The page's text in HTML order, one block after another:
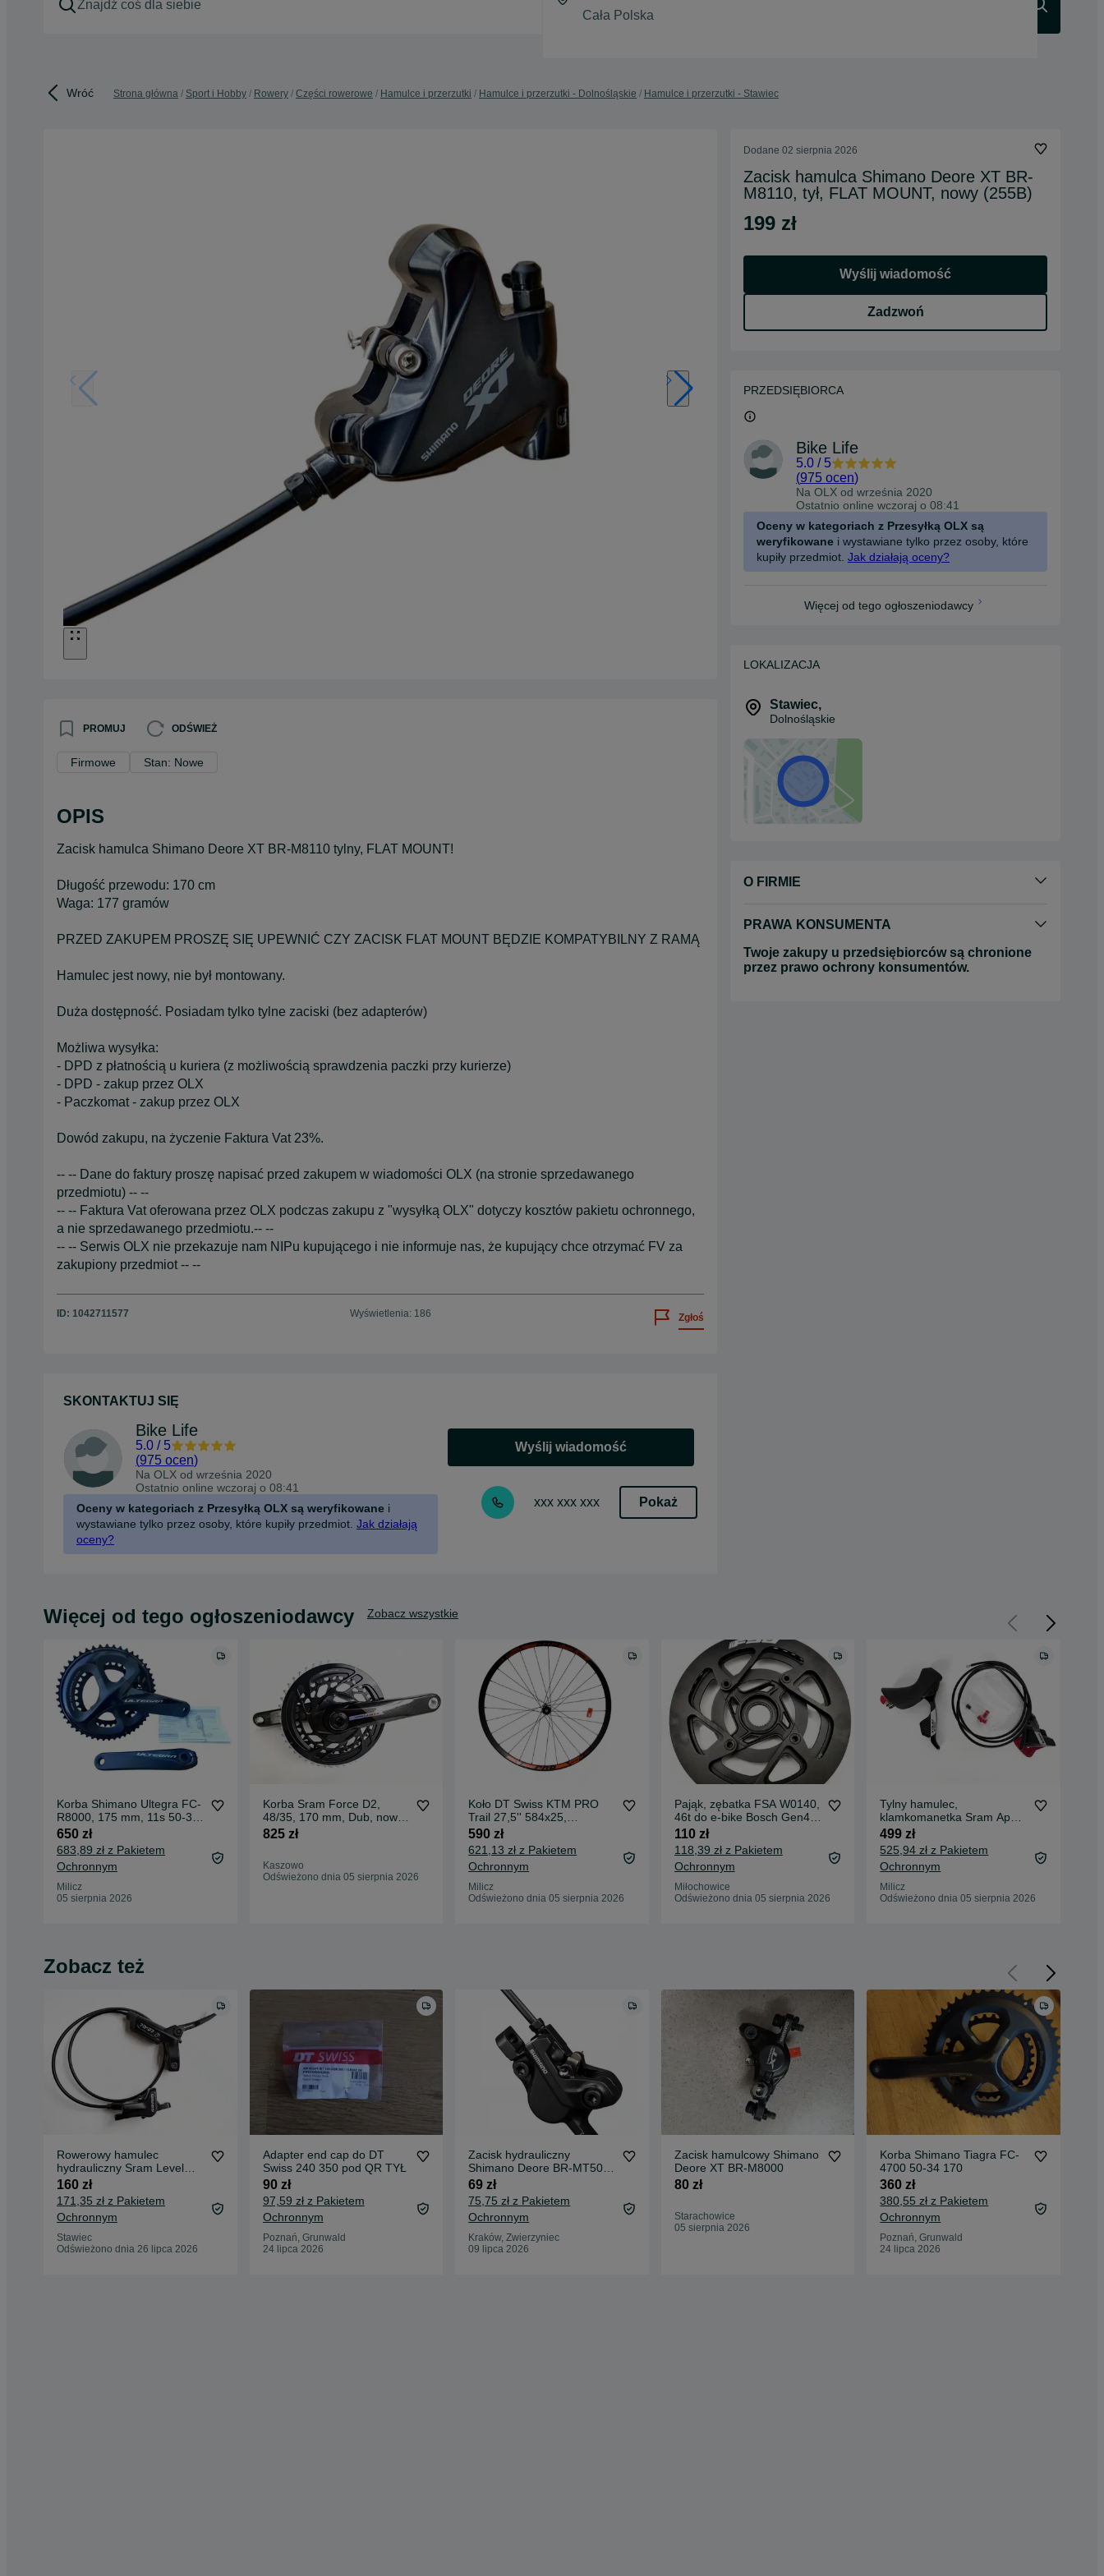
Wróć Strona główna Sport i Hobby Rowery Części rowerowe Hamulce i przerzutki Hamulce i przerzutki - Dolnośląskie Hamulce i przerzutki - Stawiec
PROMUJ ODŚWIEŻ
Firmowe Stan: Nowe
OPIS
Zacisk hamulca Shimano Deore XT BR-M8110 tylny, FLAT MOUNT!
Długość przewodu: 170 cm
Waga: 177 gramów
PRZED ZAKUPEM PROSZĘ SIĘ UPEWNIĆ CZY ZACISK FLAT MOUNT BĘDZIE KOMPATYBILNY Z RAMĄ
Hamulec jest nowy, nie był montowany.
Duża dostępność. Posiadam tylko tylne zaciski (bez adapterów)
Możliwa wysyłka:
- DPD z płatnością u kuriera (z możliwością sprawdzenia paczki przy kurierze)
- DPD - zakup przez OLX
- Paczkomat - zakup przez OLX
Dowód zakupu, na życzenie Faktura Vat 23%.
-- -- Dane do faktury proszę napisać przed zakupem w wiadomości OLX (na stronie sprzedawanego
przedmiotu) -- --
-- -- Faktura Vat oferowana przez OLX podczas zakupu z "wysyłką OLX" dotyczy kosztów pakietu ochronnego,
a nie sprzedawanego przedmiotu.-- --
-- -- Serwis OLX nie przekazuje nam NIPu kupującego i nie informuje nas, że kupujący chce otrzymać FV za
zakupiony przedmiot -- --
ID: 1042711577 Wyświetlenia: 186 Zgłoś
SKONTAKTUJ SIĘ
Bike Life
5.0 / 5
(975 ocen)
Na OLX od września 2020
Ostatnio online wczoraj o 08:41
Oceny w kategoriach z Przesyłką OLX są weryfikowane i
wystawiane tylko przez osoby, które kupiły przedmiot. Jak działają
oceny?
Wyślij wiadomość
xxx xxx xxx Pokaż
Dodane 02 sierpnia 2026
Zacisk hamulca Shimano Deore XT BR-
M8110, tył, FLAT MOUNT, nowy (255B)
199 zł
Wyślij wiadomość
Zadzwoń
PRZEDSIĘBIORCA
Bike Life
5.0 / 5
(975 ocen)
Na OLX od września 2020
Ostatnio online wczoraj o 08:41
Oceny w kategoriach z Przesyłką OLX są
weryfikowane i wystawiane tylko przez osoby, które
kupiły przedmiot. Jak działają oceny?
Więcej od tego ogłoszeniodawcy
LOKALIZACJA
Stawiec,
Dolnośląskie
O FIRMIE
PRAWA KONSUMENTA
Twoje zakupy u przedsiębiorców są chronione
przez prawo ochrony konsumentów.
Więcej od tego ogłoszeniodawcy Zobacz wszystkie
Korba Shimano Ultegra FC-
R8000, 175 mm, 11s 50-34
nowa (248)
650 zł
683,89 zł z Pakietem
Ochronnym
Milicz
05 sierpnia 2026
Korba Sram Force D2,
48/35, 170 mm, Dub, nowa
(691)
825 zł
Kaszowo
Odświeżono dnia 05 sierpnia 2026
Koło DT Swiss KTM PRO
Trail 27,5'' 584x25,
przednie, nowe (949)
590 zł
621,13 zł z Pakietem
Ochronnym
Milicz
Odświeżono dnia 05 sierpnia 2026
Pająk, zębatka FSA W0140,
46t do e-bike Bosch Gen4,
boost, nowa (789)
110 zł
118,39 zł z Pakietem
Ochronnym
Miłochowice
Odświeżono dnia 05 sierpnia 2026
Tylny hamulec,
klamkomanetka Sram Apex
AXS, nowy, FV23% (633)
499 zł
525,94 zł z Pakietem
Ochronnym
Milicz
Odświeżono dnia 05 sierpnia 2026
Zobacz też
Rowerowy hamulec
hydrauliczny Sram Level
przedni, nowy (463)
160 zł
171,35 zł z Pakietem
Ochronnym
Stawiec
Odświeżono dnia 26 lipca 2026
Adapter end cap do DT
Swiss 240 350 pod QR TYŁ
90 zł
97,59 zł z Pakietem
Ochronnym
Poznań, Grunwald
24 lipca 2026
Zacisk hydrauliczny
Shimano Deore BR-MT500
klocki B05S, nowy
69 zł
75,75 zł z Pakietem
Ochronnym
Kraków, Zwierzyniec
09 lipca 2026
Zacisk hamulcowy Shimano
Deore XT BR-M8000
80 zł
Starachowice
05 sierpnia 2026
Korba Shimano Tiagra FC-
4700 50-34 170
360 zł
380,55 zł z Pakietem
Ochronnym
Poznań, Grunwald
24 lipca 2026